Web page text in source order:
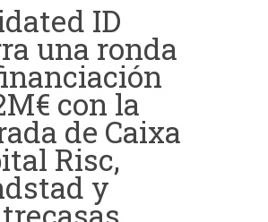
ID
una ronda
con la
de Caixa
Risc,
y